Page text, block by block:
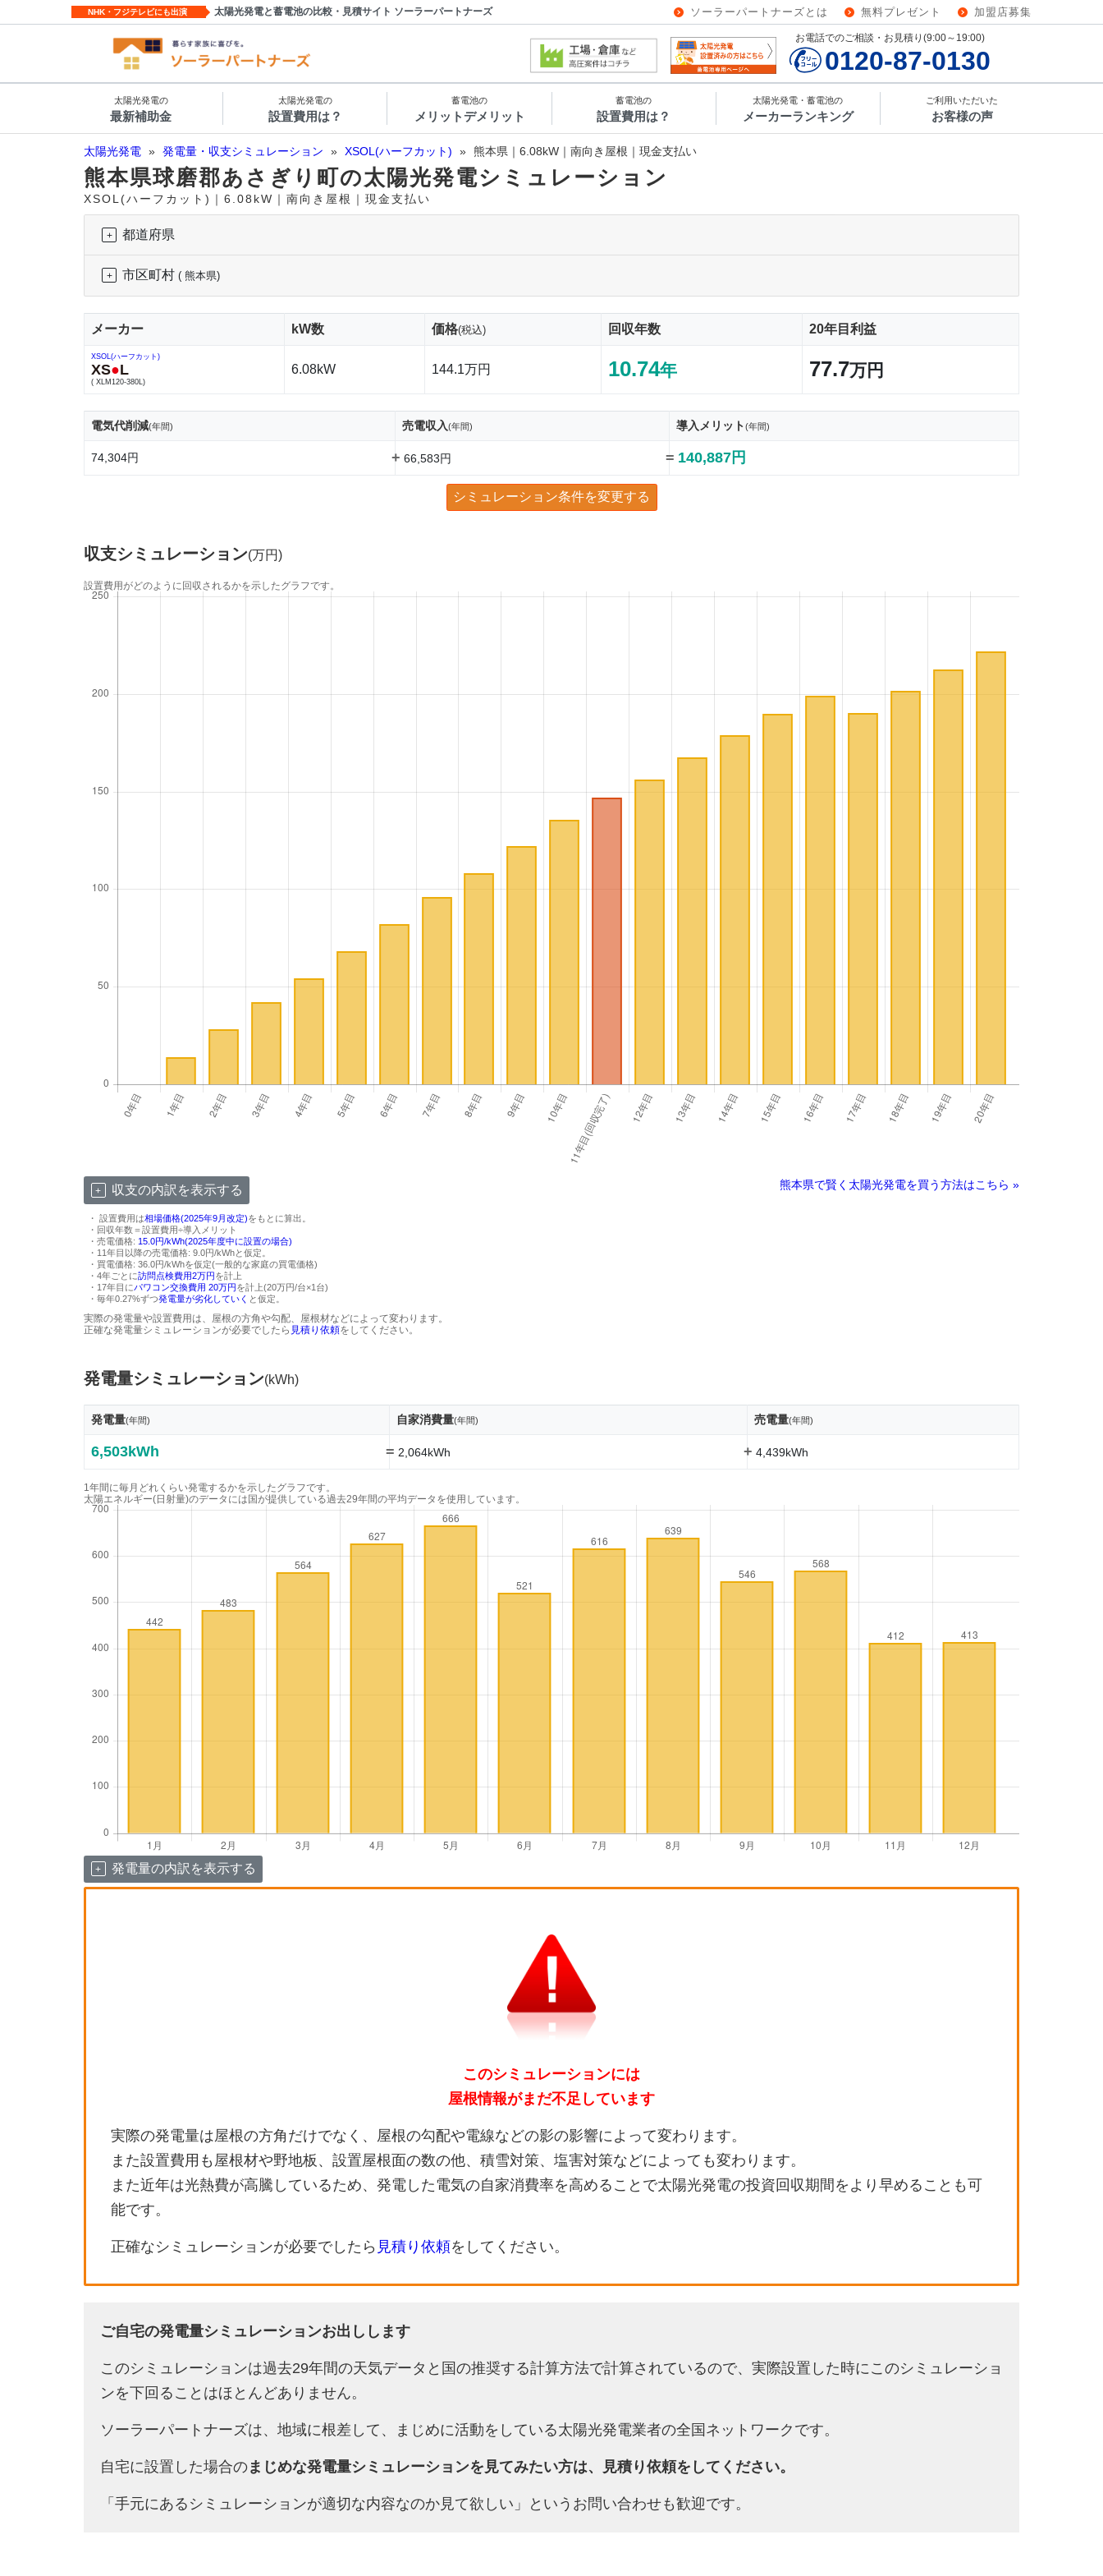
NHK・フジテレビにも出演 太陽光発電と蓄電池の比較・見積サイト ソーラーパートナーズ ソーラーパートナーズとは 無料プレゼント 加盟店募集
お電話でのご相談・お見積り(9:00～19:00)
0120-87-0130
太陽光発電の
最新補助金
太陽光発電の
設置費用は？
蓄電池の
メリットデメリット
蓄電池の
設置費用は？
太陽光発電・蓄電池の
メーカーランキング
ご利用いただいた
お客様の声
太陽光発電 » 発電量・収支シミュレーション » XSOL(ハーフカット) » 熊本県｜6.08kW｜南向き屋根｜現金支払い
熊本県球磨郡あさぎり町の太陽光発電シミュレーション
XSOL(ハーフカット)｜6.08kW｜南向き屋根｜現金支払い
都道府県
市区町村 ( 熊本県)
メーカー kW数 価格(税込) 回収年数 20年目利益
XSOL(ハーフカット)
XS●L
( XLM120-380L)
6.08kW 144.1万円 10.74年 77.7万円
電気代削減(年間) 売電収入(年間) 導入メリット(年間)
74,304円 + 66,583円 = 140,887円
シミュレーション条件を変更する
収支シミュレーション(万円)
設置費用がどのように回収されるかを示したグラフです。
収支の内訳を表示する 熊本県で賢く太陽光発電を買う方法はこちら »
・ 設置費用は相場価格(2025年9月改定)をもとに算出。
・回収年数＝設置費用÷導入メリット
・売電価格: 15.0円/kWh(2025年度中に設置の場合)
・11年目以降の売電価格: 9.0円/kWhと仮定。
・買電価格: 36.0円/kWhを仮定(一般的な家庭の買電価格)
・4年ごとに訪問点検費用2万円を計上
・17年目にパワコン交換費用 20万円を計上(20万円/台×1台)
・毎年0.27%ずつ発電量が劣化していく と仮定。
実際の発電量や設置費用は、屋根の方角や勾配、屋根材などによって変わります。
正確な発電量シミュレーションが必要でしたら 見積り依頼をしてください。
発電量シミュレーション(kWh)
発電量(年間) 自家消費量(年間) 売電量(年間)
6,503kWh = 2,064kWh + 4,439kWh
1年間に毎月どれくらい発電するかを示したグラフです。
太陽エネルギー(日射量)のデータには国が提供している過去29年間の平均データを使用しています。
発電量の内訳を表示する
このシミュレーションには
屋根情報がまだ不足しています
実際の発電量は屋根の方角だけでなく、屋根の勾配や電線などの影の影響によって変わります。
また設置費用も屋根材や野地板、設置屋根面の数の他、積雪対策、塩害対策などによっても変わります。
また近年は光熱費が高騰しているため、発電した電気の自家消費率を高めることで太陽光発電の投資回収期間をより早めることも可
能です。
正確なシミュレーションが必要でしたら 見積り依頼をしてください。
ご自宅の発電量シミュレーションお出しします
このシミュレーションは過去29年間の天気データと国の推奨する計算方法で計算されているので、実際設置した時にこのシミュレーショ
ンを下回ることはほとんどありません。
ソーラーパートナーズは、地域に根差して、まじめに活動をしている太陽光発電業者の全国ネットワークです。
自宅に設置した場合のまじめな発電量シミュレーションを見てみたい方は、見積り依頼をしてください。
「手元にあるシミュレーションが適切な内容なのか見て欲しい」というお問い合わせも歓迎です。